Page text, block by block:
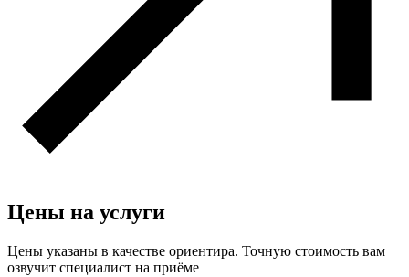
Цены на услуги
Цены указаны в качестве ориентира. Точную стоимость вам
озвучит специалист на приёме